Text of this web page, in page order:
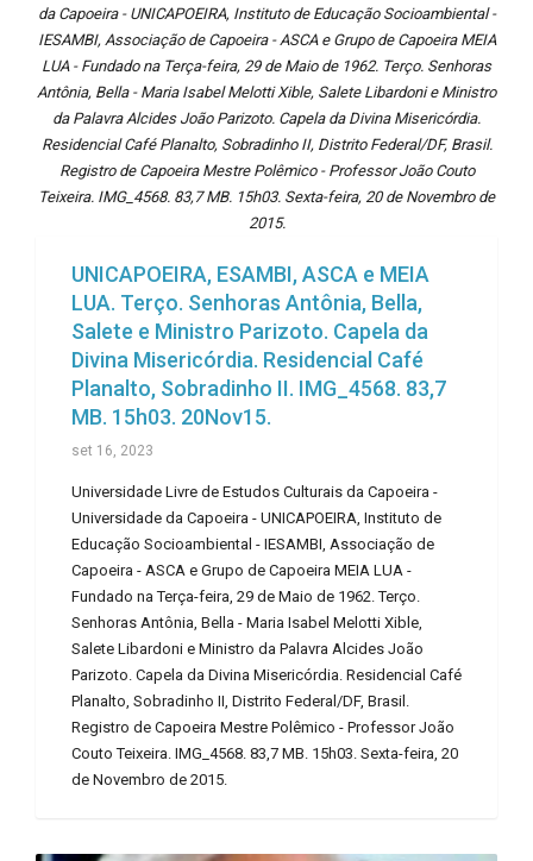
da Capoeira - UNICAPOEIRA, Instituto de Educação Socioambiental -
IESAMBI, Associação de Capoeira - ASCA e Grupo de Capoeira MEIA
LUA - Fundado na Terça-feira, 29 de Maio de 1962. Terço. Senhoras
Antônia, Bella - Maria Isabel Melotti Xible, Salete Libardoni e Ministro
da Palavra Alcides João Parizoto. Capela da Divina Misericórdia.
Residencial Café Planalto, Sobradinho II, Distrito Federal/DF, Brasil.
Registro de Capoeira Mestre Polêmico - Professor João Couto
Teixeira. IMG_4568. 83,7 MB. 15h03. Sexta-feira, 20 de Novembro de
2015.
UNICAPOEIRA, ESAMBI, ASCA e MEIA
LUA. Terço. Senhoras Antônia, Bella,
Salete e Ministro Parizoto. Capela da
Divina Misericórdia. Residencial Café
Planalto, Sobradinho II. IMG_4568. 83,7
MB. 15h03. 20Nov15.
set 16, 2023
Universidade Livre de Estudos Culturais da Capoeira -
Universidade da Capoeira - UNICAPOEIRA, Instituto de
Educação Socioambiental - IESAMBI, Associação de
Capoeira - ASCA e Grupo de Capoeira MEIA LUA -
Fundado na Terça-feira, 29 de Maio de 1962. Terço.
Senhoras Antônia, Bella - Maria Isabel Melotti Xible,
Salete Libardoni e Ministro da Palavra Alcides João
Parizoto. Capela da Divina Misericórdia. Residencial Café
Planalto, Sobradinho II, Distrito Federal/DF, Brasil.
Registro de Capoeira Mestre Polêmico - Professor João
Couto Teixeira. IMG_4568. 83,7 MB. 15h03. Sexta-feira, 20
de Novembro de 2015.